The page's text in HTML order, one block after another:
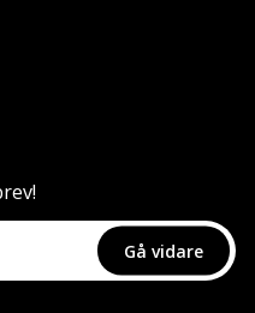
Gå vidare